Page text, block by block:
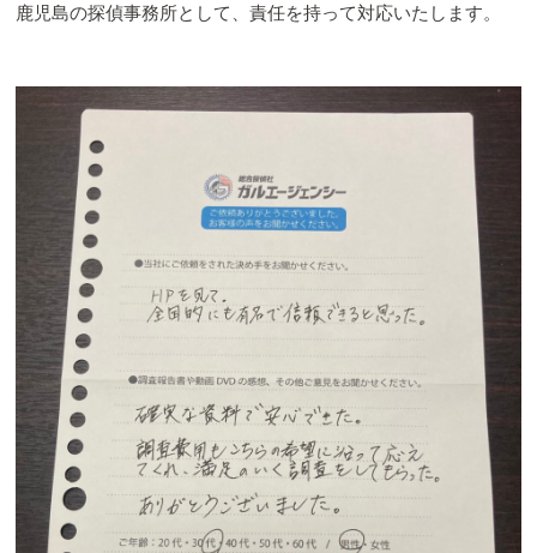
鹿児島の探偵事務所として、責任を持って対応いたします。